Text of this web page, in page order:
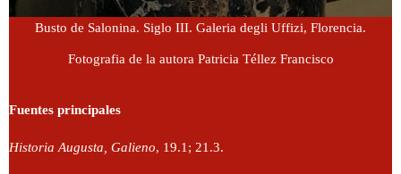
Busto de Salonina. Siglo III. Galeria degli Uffizi, Florencia.
Fotografia de la autora Patricia Téllez Francisco
Fuentes principales
Historia Augusta, Galieno, 19.1; 21.3.